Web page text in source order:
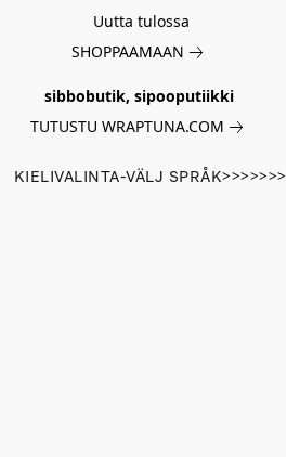
Uutta tulossa
SHOPPAAMAAN
sibbobutik, sipooputiikki
TUTUSTU WRAPTUNA.COM
KIELIVALINTA-VÄLJ SPRÅK>>>>>>>